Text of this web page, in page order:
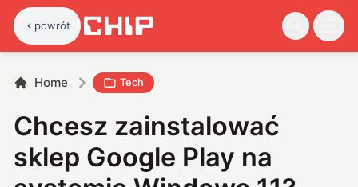
powrót
Home Tech
Chcesz zainstalować
sklep Google Play na